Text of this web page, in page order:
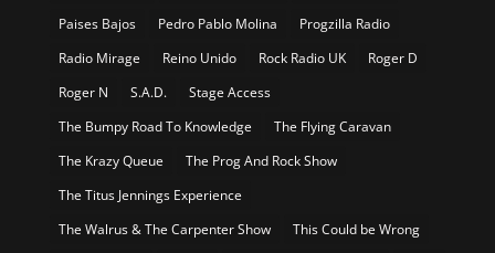
Paises Bajos
Pedro Pablo Molina
Progzilla Radio
Radio Mirage
Reino Unido Rock Radio UK
Roger D
Roger N
S.A.D.
Stage Access
The Bumpy Road To Knowledge
The Flying Caravan
The Krazy Queue
The Prog And Rock Show
The Titus Jennings Experience
The Walrus & The Carpenter Show
This Could be Wrong